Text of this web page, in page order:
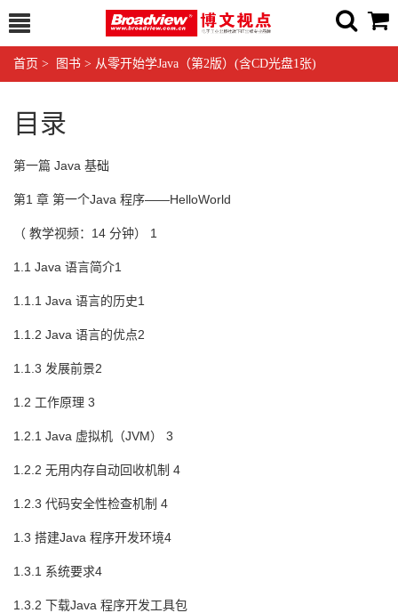
首页 > 图书 > 从零开始学Java（第2版）(含CD光盘1张)
目录
第一篇 Java 基础
第1 章 第一个Java 程序——HelloWorld
（ 教学视频：14 分钟） 1
1.1 Java 语言简介1
1.1.1 Java 语言的历史1
1.1.2 Java 语言的优点2
1.1.3 发展前景2
1.2 工作原理 3
1.2.1 Java 虚拟机（JVM） 3
1.2.2 无用内存自动回收机制 4
1.2.3 代码安全性检查机制 4
1.3 搭建Java 程序开发环境4
1.3.1 系统要求4
1.3.2 下载Java 程序开发工具包